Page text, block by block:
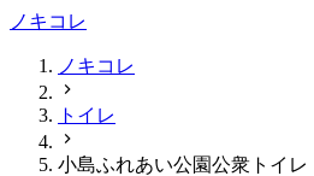
ノキコレ
ノキコレ
トイレ
小島ふれあい公園公衆トイレ